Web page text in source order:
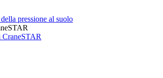
pressione al suolo
CraneSTAR